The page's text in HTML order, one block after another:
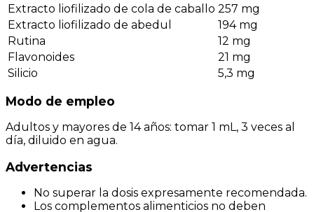
Extracto liofilizado de cola de caballo 257 mg
Extracto liofilizado de abedul
194 mg
Rutina
12 mg
Flavonoides
21 mg
Silicio
5,3 mg
Modo de empleo
Adultos y mayores de 14 años: tomar 1 mL, 3 veces al
día, diluido en agua.
Advertencias
No superar la dosis expresamente recomendada.
Los complementos alimenticios no deben